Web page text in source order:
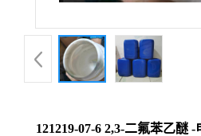
121219-07-6 2,3-二氟苯乙醚